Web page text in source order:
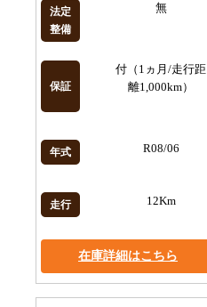
法定
整備
無
保証
付（1ヵ月/走行距
離1,000km）
年式 R08/06
走行 12Km
在庫詳細はこちら